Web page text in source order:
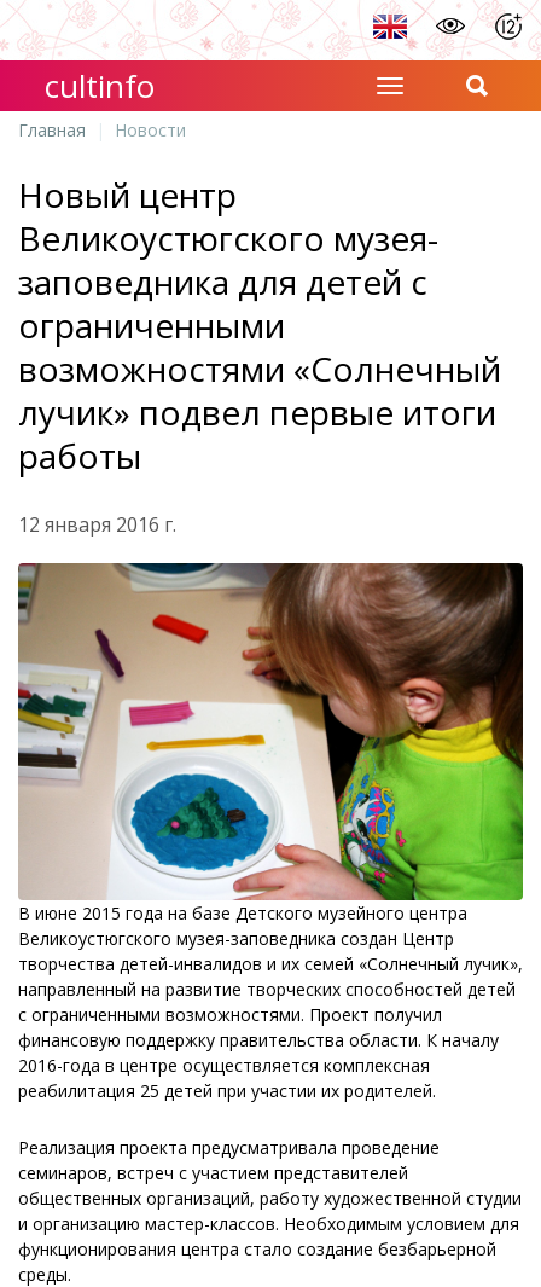
cultinfo
Главная Новости
Новый центр
Великоустюгского музея-
заповедника для детей с
ограниченными
возможностями «Солнечный
лучик» подвел первые итоги
работы
12 января 2016 г.
В июне 2015 года на базе Детского музейного центра
Великоустюгского музея-заповедника создан Центр
творчества детей-инвалидов и их семей «Солнечный лучик»,
направленный на развитие творческих способностей детей
с ограниченными возможностями. Проект получил
финансовую поддержку правительства области. К началу
2016-года в центре осуществляется комплексная
реабилитация 25 детей при участии их родителей.
Реализация проекта предусматривала проведение
семинаров, встреч с участием представителей
общественных организаций, работу художественной студии
и организацию мастер-классов. Необходимым условием для
функционирования центра стало создание безбарьерной
среды.